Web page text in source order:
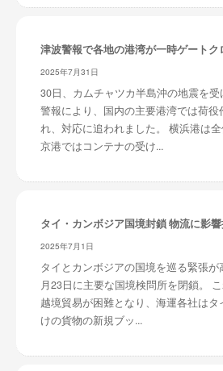
津波警報で各地の港湾が一時ゲートク
2025年7月31日
30日、カムチャツカ半島沖の地震を
警報により、国内の主要港湾では荷役
れ、対応に追われました。 横浜港は
京港ではコンテナの受け...
タイ・カンボジア国境封鎖 物流に影
2025年7月1日
タイとカンボジアの国境を巡る緊張
月23日に主要な国境検問所を閉鎖。
越境貿易が困難となり、海運各社はタ
けの貨物の新規ブッ...